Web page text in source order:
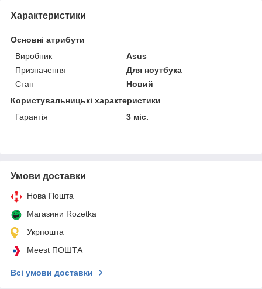
Характеристики
Основні атрибути
Виробник
Asus
Призначення
Для ноутбука
Стан
Новий
Користувальницькі характеристики
Гарантія
3 міс.
Умови доставки
Нова Пошта
Магазини Rozetka
Укрпошта
Meest ПОШТА
Всі умови доставки